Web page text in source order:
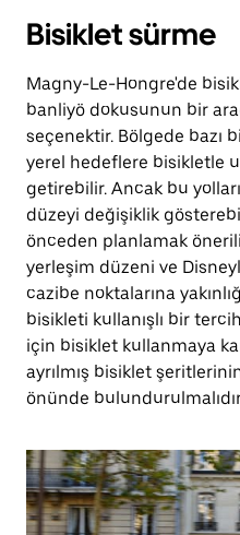
Bisiklet sürme
Magny-Le-Hongre'de
banliyö dokusunun bir
seçenektir. Bölgede bazı
yerel hedeflere bisikletle
getirebilir. Ancak bu
düzeyi değişiklik
önceden planlamak
yerleşim düzeni ve
cazibe noktalarına
bisikleti kullanışlı bir
için bisiklet kullanmaya
ayrılmış bisiklet
önünde